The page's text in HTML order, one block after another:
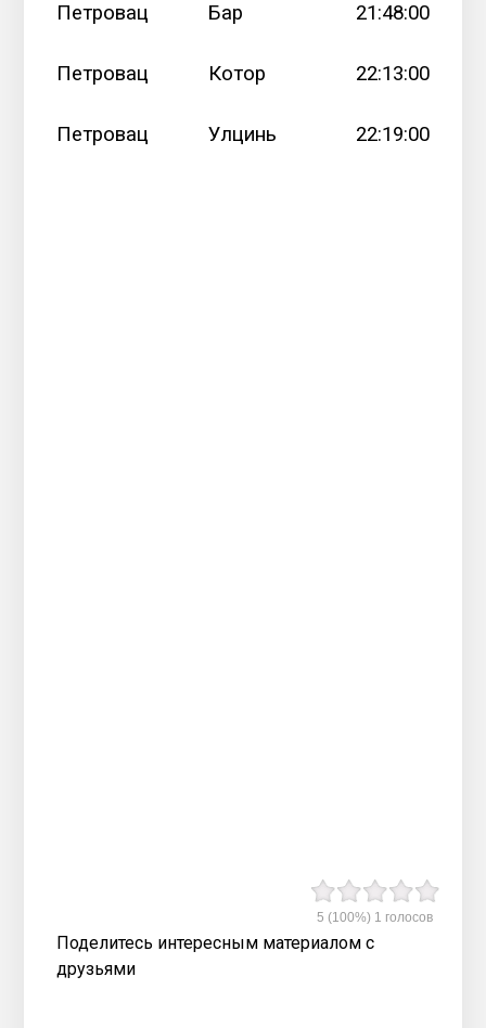
Петровац Бар 21:48:00
Петровац Котор 22:13:00
Петровац Улцинь 22:19:00
5 (100%) 1 голосов
Поделитесь интересным материалом с
друзьями